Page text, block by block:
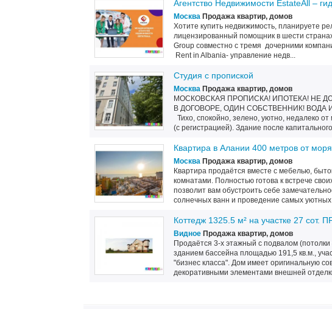
Агентство Недвижимости EstateAll –
Москва Продажа квартир, домов
Хотите купить недвижимость, планируете
лицензированный помощник в шести
Group совместно с тремя дочерними
Rent in Albania- управление недв...
Студия с пропиской
Москва Продажа квартир, домов
МОСКОВСКАЯ ПРОПИСКА! ИПОТЕКА! НЕ
В ДОГОВОРЕ, ОДИН СОБСТВЕННИК!
Тихо, спокойно, зелено, уютно, недалеко
(с регистрацией). Здание после
Квартира в Алании 400 метров от
Москва Продажа квартир, домов
Квартира продаётся вместе с мебелью,
комнатами. Полностью готова к встрече
позволит вам обустроить себе
солнечных ванн и проведение самых
Коттедж 1325.5 м² на участке 27 сот.
Видное Продажа квартир, домов
Продаётся 3-х этажный с подвалом
зданием бассейна площадью 191,5 кв.м.,
"бизнес класса". Дом имеет оригинальную
декоративными элементами внешней